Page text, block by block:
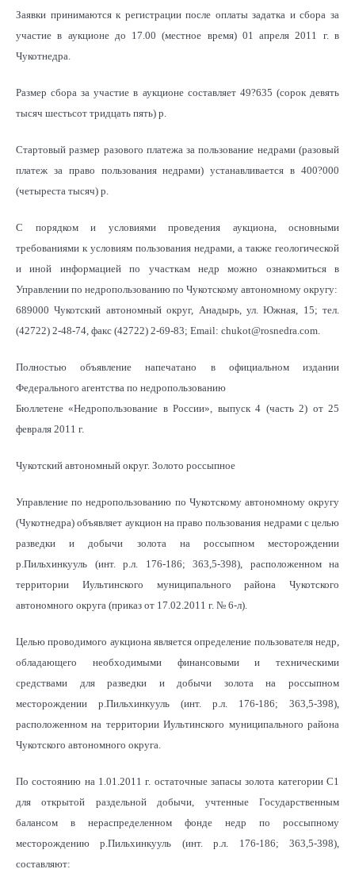
Заявки принимаются к регистрации после оплаты задатка и сбора за
участие в аукционе до 17.00 (местное время) 01 апреля 2011 г. в
Чукотнедра.
Размер сбора за участие в аукционе составляет 49?635 (сорок девять
тысяч шестьсот тридцать пять) р.
Стартовый размер разового платежа за пользование недрами (разовый
платеж за право пользования недрами) устанавливается в 400?000
(четыреста тысяч) р.
С порядком и условиями проведения аукциона, основными
требованиями к условиям пользования недрами, а также геологической
и иной информацией по участкам недр можно ознакомиться в
Управлении по недропользованию по Чукотскому автономному округу:
689000 Чукотский автономный округ, Анадырь, ул. Южная, 15; тел.
(42722) 2-48-74, факс (42722) 2-69-83; Email: chukot@rosnedra.com.
Полностью объявление напечатано в официальном издании
Федерального агентства по недропользованию
Бюллетене «Недропользование в России», выпуск 4 (часть 2) от 25
февраля 2011 г.
Чукотский автономный округ. Золото россыпное
Управление по недропользованию по Чукотскому автономному округу
(Чукотнедра) объявляет аукцион на право пользования недрами с целью
разведки и добычи золота на россыпном месторождении
р.Пильхинкууль (инт. р.л. 176-186; 363,5-398), расположенном на
территории Иультинского муниципального района Чукотского
автономного округа (приказ от 17.02.2011 г. № 6-л).
Целью проводимого аукциона является определение пользователя недр,
обладающего необходимыми финансовыми и техническими
средствами для разведки и добычи золота на россыпном
месторождении р.Пильхинкууль (инт. р.л. 176-186; 363,5-398),
расположенном на территории Иультинского муниципального района
Чукотского автономного округа.
По состоянию на 1.01.2011 г. остаточные запасы золота категории С1
для открытой раздельной добычи, учтенные Государственным
балансом в нераспределенном фонде недр по россыпному
месторождению р.Пильхинкууль (инт. р.л. 176-186; 363,5-398),
составляют: